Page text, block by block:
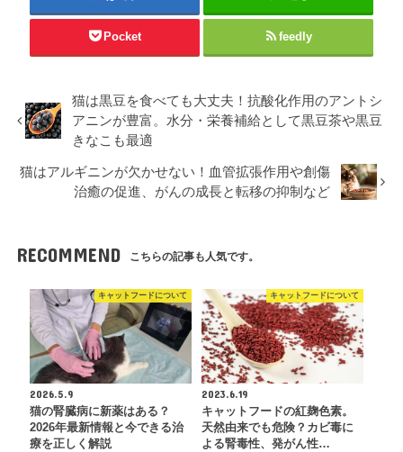
Pocket feedly
猫は黒豆を食べても大丈夫！抗酸化作用のアントシ
アニンが豊富。水分・栄養補給として黒豆茶や黒豆
きなこも最適
猫はアルギニンが欠かせない！血管拡張作用や創傷
治癒の促進、がんの成長と転移の抑制など
RECOMMEND こちらの記事も人気です。
キャットフードについて
2026.5.9
猫の腎臓病に新薬はある？
2026年最新情報と今できる治
療を正しく解説
キャットフードについて
2023.6.19
キャットフードの紅麹色素。
天然由来でも危険？カビ毒に
よる腎毒性、発がん性…